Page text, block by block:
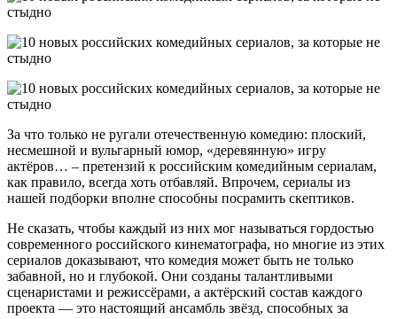
За что только не ругали отечественную комедию: плоский,
несмешной и вульгарный юмор, «деревянную» игру
актёров… – претензий к российским комедийным сериалам,
как правило, всегда хоть отбавляй. Впрочем, сериалы из
нашей подборки вполне способны посрамить скептиков.
Не сказать, чтобы каждый из них мог называться гордостью
современного российского кинематографа, но многие из этих
сериалов доказывают, что комедия может быть не только
забавной, но и глубокой. Они созданы талантливыми
сценаристами и режиссёрами, а актёрский состав каждого
проекта — это настоящий ансамбль звёзд, способных за